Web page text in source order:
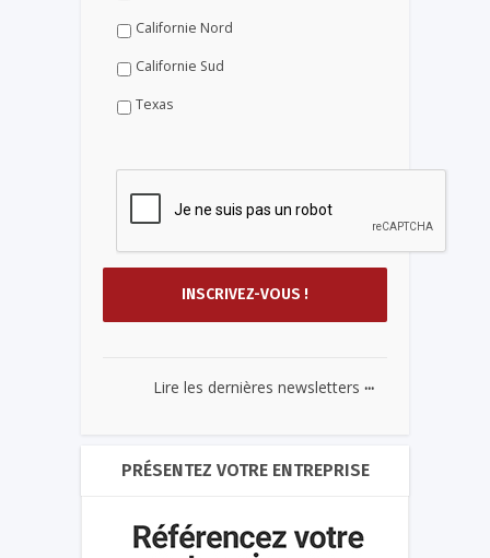
Californie Nord
Californie Sud
Texas
Lire les dernières newsletters ...
PRÉSENTEZ VOTRE ENTREPRISE